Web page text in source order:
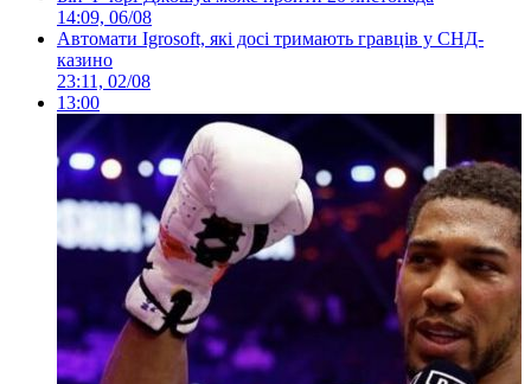
14:09, 06/08
Автомати Igrosoft, які досі тримають гравців у СНД-
казино
23:11, 02/08
13:00